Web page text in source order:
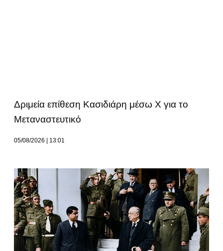
Δριμεία επίθεση Κασιδιάρη μέσω Χ για το
Μεταναστευτικό
05/08/2026 13:01